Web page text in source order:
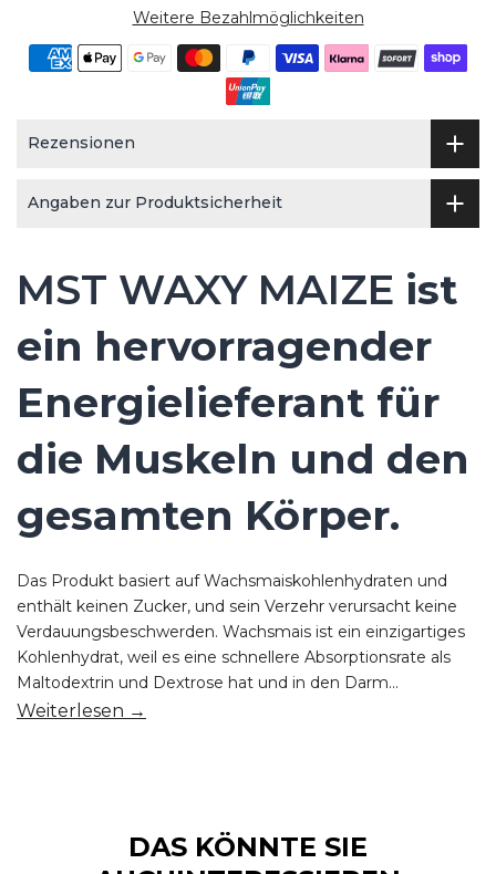
Weitere Bezahlmöglichkeiten
Rezensionen
Angaben zur Produktsicherheit
MST WAXY MAIZE ist
ein hervorragender
Energielieferant für
die Muskeln und den
gesamten Körper.
Das Produkt basiert auf Wachsmaiskohlenhydraten und
enthält keinen Zucker, und sein Verzehr verursacht keine
Verdauungsbeschwerden. Wachsmais ist ein einzigartiges
Kohlenhydrat, weil es eine schnellere Absorptionsrate als
Maltodextrin und Dextrose hat und in den Darm...
Weiterlesen →
DAS KÖNNTE SIE